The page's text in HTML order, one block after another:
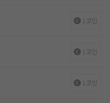
1코인
1코인
1코인